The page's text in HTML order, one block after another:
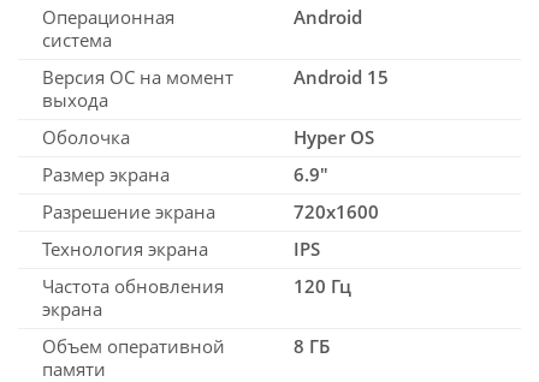
Операционная
система
Android
Версия ОС на момент
выхода
Android 15
Оболочка
Hyper OS
Размер экрана
6.9"
Разрешение экрана
720x1600
Технология экрана
IPS
Частота обновления
экрана
120 Гц
Объем оперативной
памяти
8 ГБ